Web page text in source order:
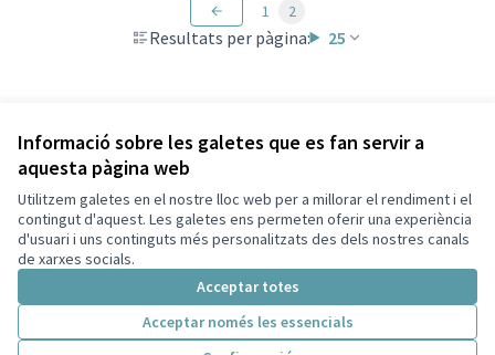
Informació sobre les galetes que es fan servir a
aquesta pàgina web
Utilitzem galetes en el nostre lloc web per a millorar el rendiment i el
contingut d'aquest. Les galetes ens permeten oferir una experiència
d'usuari i uns continguts més personalitzats des dels nostres canals
de xarxes socials.
Acceptar totes
Acceptar només les essencials
Resultats per pàgina: 25
1 2
Veure totes les trobades cancel·lades
Termes i condicions d'ús
Configuració de les galetes
Decidim Sant Cugat a X
(Enllaç extern)
Decidim Sant Cugat a Facebook
Decidim Sant Cugat a Instagram
Decidim Sant Cugat a GitHub
(Enllaç extern)
Amb
(Enllaç